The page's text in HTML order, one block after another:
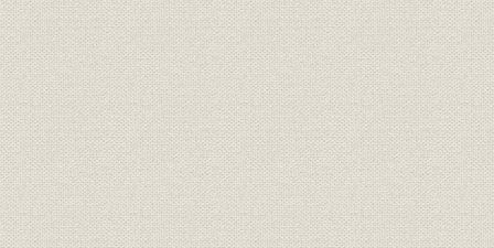
第9節 社会・広報活動と「30周年―55年」記念
第7章 コンピューターの大衆化と情報化社会(昭和56年~昭和62年)
第1節 大衆化と高度化を迎えたコンピューター
第2節 新しい成長をめざすIBM
第3節 エンド・ユーザー指向と製品ラインの拡大